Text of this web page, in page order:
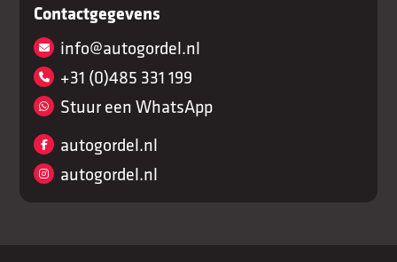
Contactgegevens
info@autogordel.nl
+31 (0)485 331 199
Stuur een WhatsApp
autogordel.nl
autogordel.nl